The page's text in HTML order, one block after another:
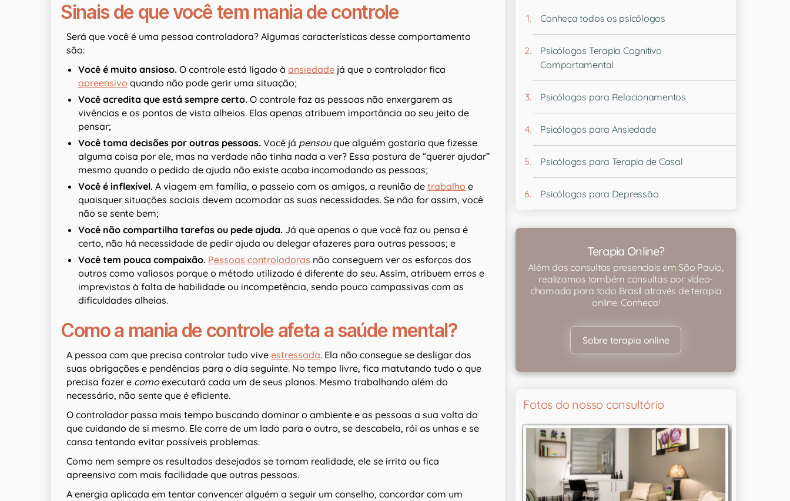
Sinais de que você tem mania de controle
Será que você é uma pessoa controladora? Algumas características desse comportamento
são:
Você é muito ansioso. O controle está ligado à ansiedade já que o controlador fica
apreensivo quando não pode gerir uma situação;
Você acredita que está sempre certo. O controle faz as pessoas não enxergarem as
vivências e os pontos de vista alheios. Elas apenas atribuem importância ao seu jeito de
pensar;
Você toma decisões por outras pessoas. Você já pensouque alguém gostaria que fizesse
alguma coisa por ele, mas na verdade não tinha nada a ver? Essa postura de “querer ajudar”
mesmo quando o pedido de ajuda não existe acaba incomodando as pessoas;
Você é inflexível. A viagem em família, o passeio com os amigos, a reunião de trabalho e
quaisquer situações sociais devem acomodar as suas necessidades. Se não for assim, você
não se sente bem;
Você não compartilha tarefas ou pede ajuda. Já que apenas o que você faz ou pensa é
certo, não há necessidade de pedir ajuda ou delegar afazeres para outras pessoas; e
Você tem pouca compaixão. Pessoas controladoras não conseguem ver os esforços dos
outros como valiosos porque o método utilizado é diferente do seu. Assim, atribuem erros e
imprevistos à falta de habilidade ou incompetência, sendo pouco compassivas com as
dificuldades alheias.
Como a mania de controle afeta a saúde mental?
A pessoa com que precisa controlar tudo vive estressada. Ela não consegue se desligar das
suas obrigações e pendências para o dia seguinte. No tempo livre, fica matutando tudo o que
precisa fazer e comoexecutará cada um de seus planos. Mesmo trabalhando além do
necessário, não sente que é eficiente.
O controlador passa mais tempo buscando dominar o ambiente e as pessoas a sua volta do
que cuidando de si mesmo. Ele corre de um lado para o outro, se descabela, rói as unhas e se
cansa tentando evitar possíveis problemas.
Como nem sempre os resultados desejados se tornam realidade, ele se irrita ou fica
apreensivo com mais facilidade que outras pessoas.
A energia aplicada em tentar convencer alguém a seguir um conselho, concordar com um
Conheça todos os psicólogos
Psicólogos Terapia Cognitivo
Comportamental
Psicólogos para Relacionamentos
Psicólogos para Ansiedade
Psicólogos para Terapia de Casal
Psicólogos para Depressão
Terapia Online?
Além das consultas presenciais em São Paulo,
realizamos também consultas por vídeo-
chamada para todo Brasil através de terapia
online. Conheça!
Sobre terapia online
Fotos do nosso consultório